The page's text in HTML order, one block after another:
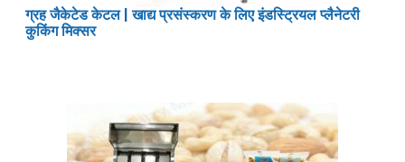
ग्रह जैकेटेड केटल | खाद्य प्रसंस्करण के लिए इंडस्ट्रियल प्लैनेटरी
कुकिंग मिक्सर